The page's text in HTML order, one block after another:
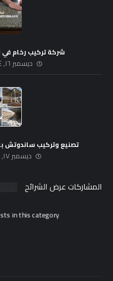
شركة تركيب رخام في ابوظبي
ديسمبر ١٦, ٢٠٢٤
تصنيع وتركيب ساندوتش بانل في
ديسمبر ١٧, ٢٠٢٤
المشاركات عرض الشرائح
in this category.